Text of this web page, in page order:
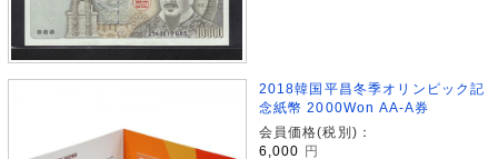
2018韓国平昌冬季オリンピック記
念紙幣 2000Won AA-A券
会員価格(税別)：
6,000
円